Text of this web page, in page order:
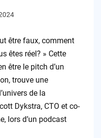
être faux, comment
êtes réel? » Cette
être le pitch d’un
trouve une
de la
Dykstra, CTO et co-
lors d’un podcast